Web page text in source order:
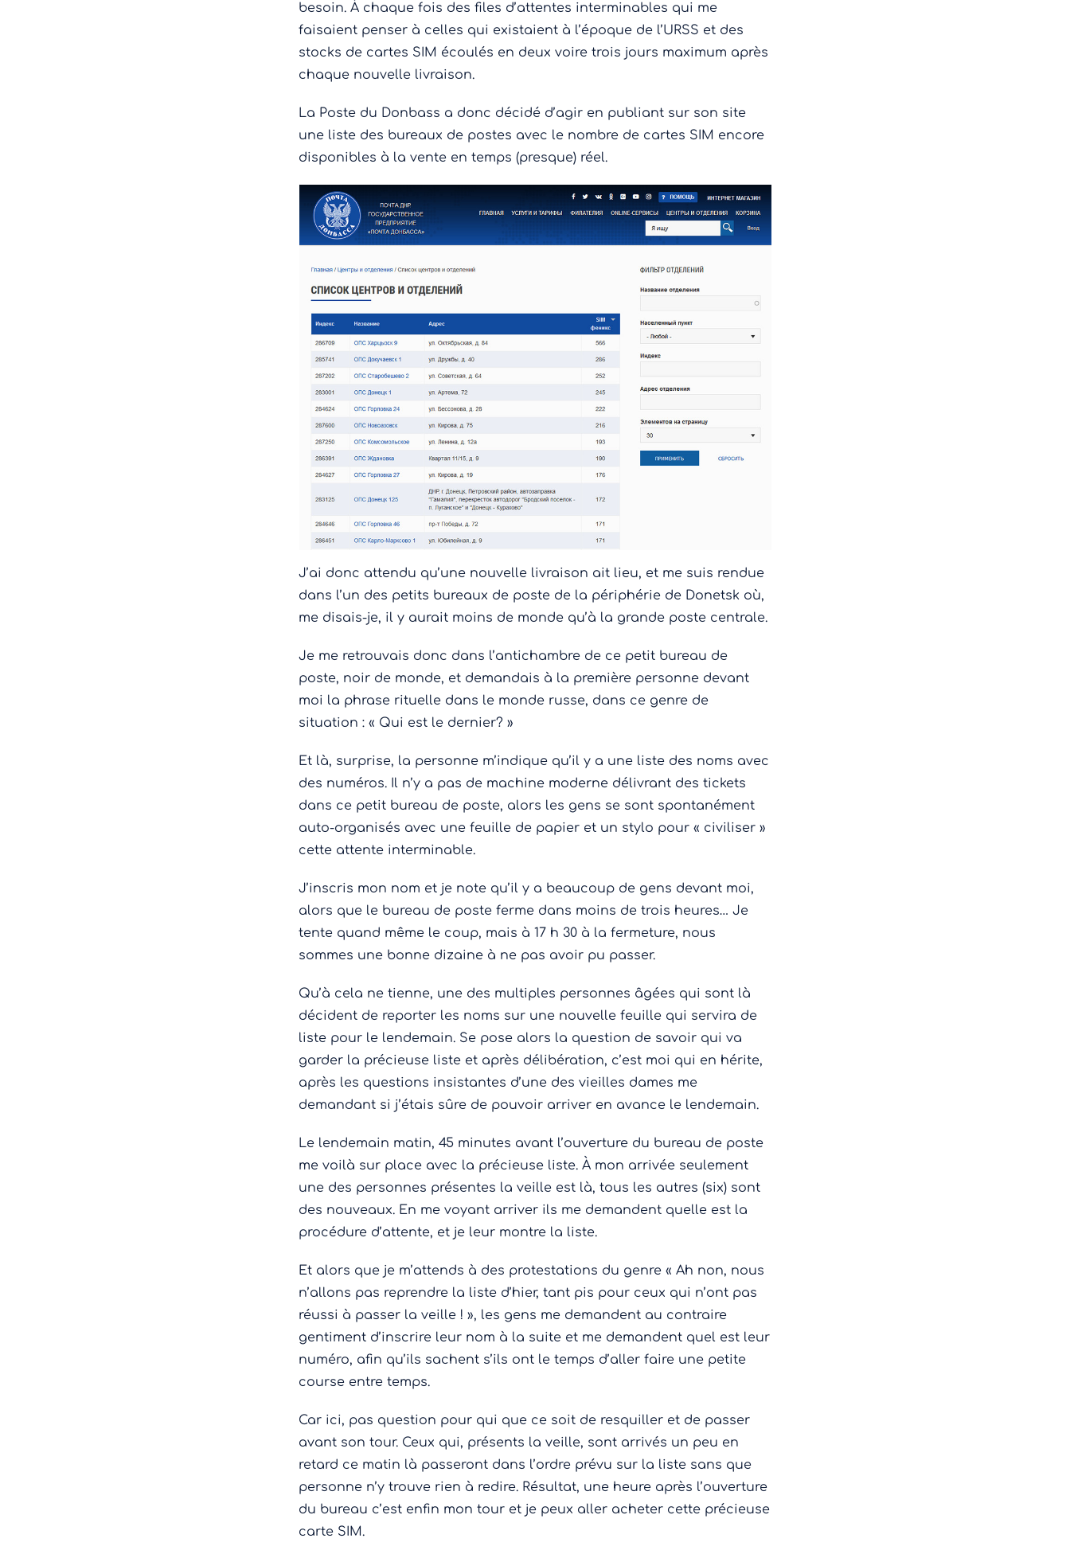
besoin. À chaque fois des files d’attentes interminables qui me
faisaient penser à celles qui existaient à l’époque de l’URSS et des
stocks de cartes SIM écoulés en deux voire trois jours maximum après
chaque nouvelle livraison.
La Poste du Donbass a donc décidé d’agir en publiant sur son site
une liste des bureaux de postes avec le nombre de cartes SIM encore
disponibles à la vente en temps (presque) réel.
J’ai donc attendu qu’une nouvelle livraison ait lieu, et me suis rendue
dans l’un des petits bureaux de poste de la périphérie de Donetsk où,
me disais-je, il y aurait moins de monde qu’à la grande poste centrale.
Je me retrouvais donc dans l’antichambre de ce petit bureau de
poste, noir de monde, et demandais à la première personne devant
moi la phrase rituelle dans le monde russe, dans ce genre de
situation : « Qui est le dernier? »
Et là, surprise, la personne m’indique qu’il y a une liste des noms avec
des numéros. Il n’y a pas de machine moderne délivrant des tickets
dans ce petit bureau de poste, alors les gens se sont spontanément
auto-organisés avec une feuille de papier et un stylo pour « civiliser »
cette attente interminable.
J’inscris mon nom et je note qu’il y a beaucoup de gens devant moi,
alors que le bureau de poste ferme dans moins de trois heures… Je
tente quand même le coup, mais à 17 h 30 à la fermeture, nous
sommes une bonne dizaine à ne pas avoir pu passer.
Qu’à cela ne tienne, une des multiples personnes âgées qui sont là
décident de reporter les noms sur une nouvelle feuille qui servira de
liste pour le lendemain. Se pose alors la question de savoir qui va
garder la précieuse liste et après délibération, c’est moi qui en hérite,
après les questions insistantes d’une des vieilles dames me
demandant si j’étais sûre de pouvoir arriver en avance le lendemain.
Le lendemain matin, 45 minutes avant l’ouverture du bureau de poste
me voilà sur place avec la précieuse liste. À mon arrivée seulement
une des personnes présentes la veille est là, tous les autres (six) sont
des nouveaux. En me voyant arriver ils me demandent quelle est la
procédure d’attente, et je leur montre la liste.
Et alors que je m’attends à des protestations du genre « Ah non, nous
n’allons pas reprendre la liste d’hier, tant pis pour ceux qui n’ont pas
réussi à passer la veille ! », les gens me demandent au contraire
gentiment d’inscrire leur nom à la suite et me demandent quel est leur
numéro, afin qu’ils sachent s’ils ont le temps d’aller faire une petite
course entre temps.
Car ici, pas question pour qui que ce soit de resquiller et de passer
avant son tour. Ceux qui, présents la veille, sont arrivés un peu en
retard ce matin là passeront dans l’ordre prévu sur la liste sans que
personne n’y trouve rien à redire. Résultat, une heure après l’ouverture
du bureau c’est enfin mon tour et je peux aller acheter cette précieuse
carte SIM.